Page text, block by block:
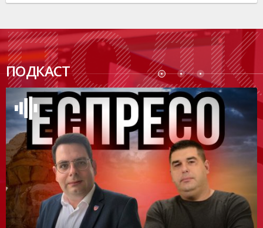
ПОДКАСТ
ПОДК
АСТ